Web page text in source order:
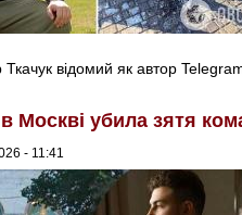
відомий як автор
Москві убила зятя
- 11:41